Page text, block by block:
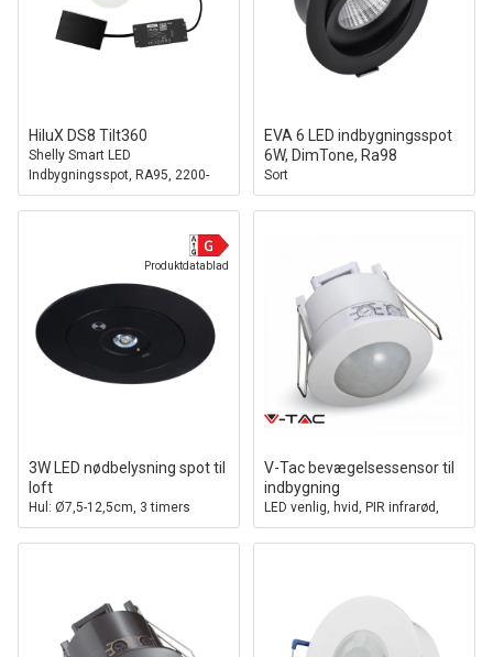
HiluX DS8 Tilt360
Shelly Smart LED
Indbygningsspot, RA95, 2200-
6500K, Hvid
EVA 6 LED indbygningsspot
6W, DimTone, Ra98
Sort
Produktdatablad
3W LED nødbelysning spot til
loft
Hul: Ø7,5-12,5cm, 3 timers
batteri, Sort
V-Tac bevægelsessensor til
indbygning
LED venlig, hvid, PIR infrarød,
IP20 indendørs